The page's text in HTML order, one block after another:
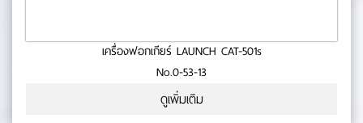
เครื่องฟอกเกียร์ LAUNCH CAT-501s
No.0-53-13
ดูเพิ่มเติม